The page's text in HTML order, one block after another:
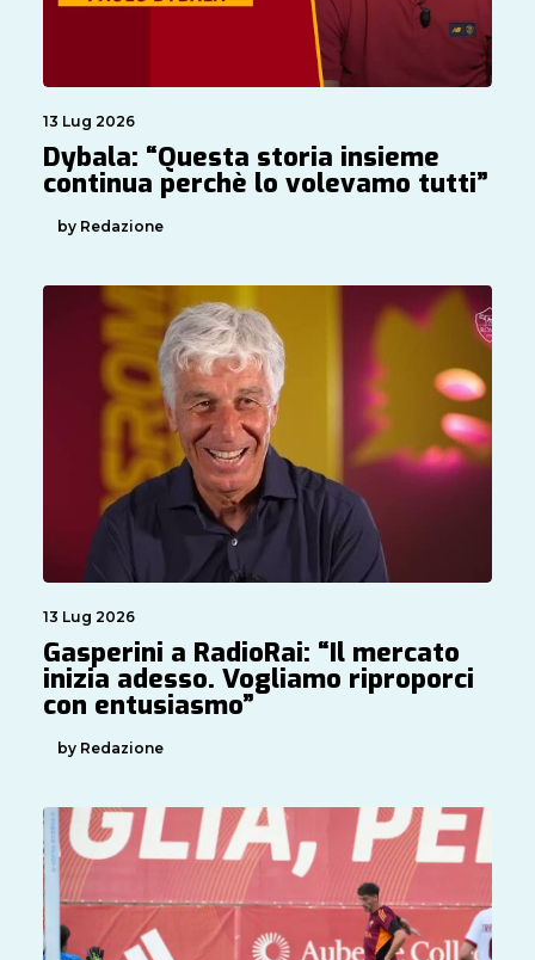
13 Lug 2026
Dybala: “Questa storia insieme
continua perchè lo volevamo tutti”
by Redazione
13 Lug 2026
Gasperini a RadioRai: “Il mercato
inizia adesso. Vogliamo riproporci
con entusiasmo”
by Redazione